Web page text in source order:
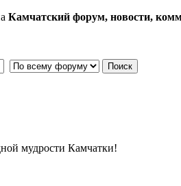
Камчатский форум, новости,
мудрости Камчатки!